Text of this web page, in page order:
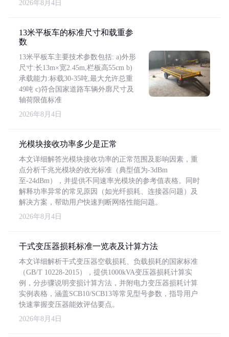
2026年8月4日
13米平板车的标准尺寸和载重参
数
13米平板车主要技术参数包括: a)外形
尺寸:长13m×宽2.45m,栏板高55cm b)
承载能力:标载30-35吨,最大允许总重
49吨 c)符合国家道路车辆外廓尺寸及
轴荷限值标准
2026年8月4日
光模块接收功率多少是正常
本文详细解答光模块接收功率的正常范围及影响因素，重
点分析千兆光模块的收光标准（典型值为-3dBm
至-24dBm），并提供不同速率光模块的参考值表格。同时
解释功率异常的常见原因（如光纤损耗、连接器问题）及
解决方案，帮助用户快速判断网络性能问题。
2026年8月4日
干式变压器损耗标准一览表及计算方法
本文详细解析干式变压器空载损耗、负载损耗的国家标准
（GB/T 10228-2015），提供1000kVA变压器损耗计算实
例，分步骤说明变损计算方法，并附电力变压器损耗计算
实例表格，涵盖SCB10/SCB13等常见型号参数，指导用户
快速掌握变压器能效评估要点。
2026年8月4日